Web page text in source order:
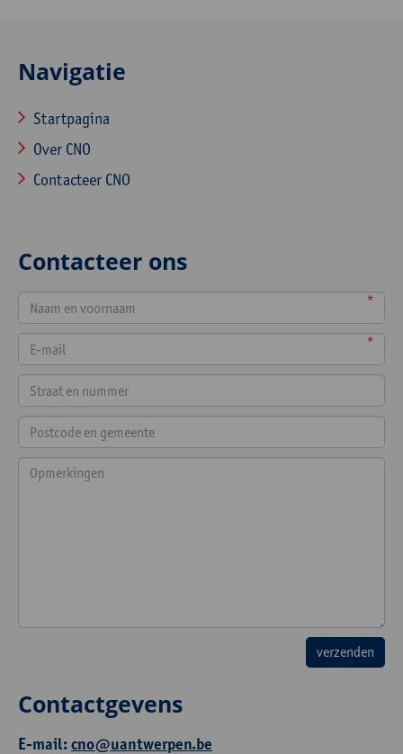
Navigatie
Startpagina
Over CNO
Contacteer CNO
Contacteer ons
*
*
Contactgevens
E-mail:cno@uantwerpen.be